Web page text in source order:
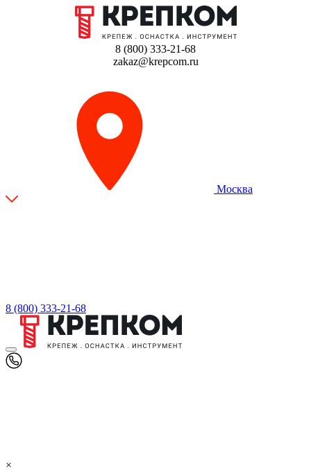
8 (800) 333-21-68
zakaz@krepcom.ru
Москва
8 (800) 333-21-68
×